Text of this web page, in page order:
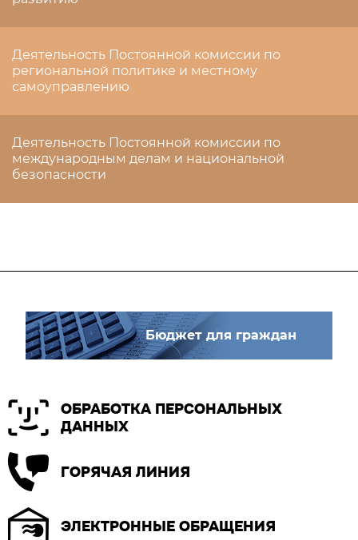
Деятельность Постоянной комиссии по
региональной политике и местному
самоуправлению
Деятельность Постоянной комиссии по
международным делам и национальной
безопасности
Бюджет для граждан
ОБРАБОТКА ПЕРСОНАЛЬНЫХ
ДАННЫХ
ГОРЯЧАЯ ЛИНИЯ
ЭЛЕКТРОННЫЕ ОБРАЩЕНИЯ